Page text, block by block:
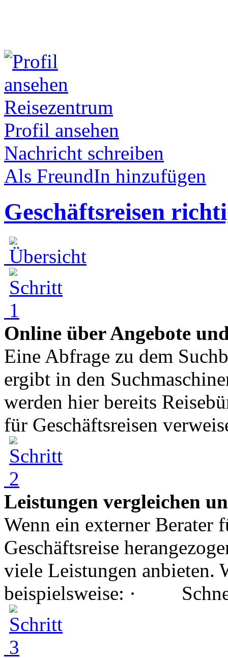
Reisezentrum
Profil ansehen
Nachricht schreiben
Als FreundIn hinzufügen
Geschäftsreisen
Online über Angebote
Eine Abfrage zu dem
ergibt in den
werden hier bereits
für Geschäftsreisen
Leistungen vergleichen
Wenn ein externer Berater
Geschäftsreise
viele Leistungen anbieten.
beispielsweise: ·